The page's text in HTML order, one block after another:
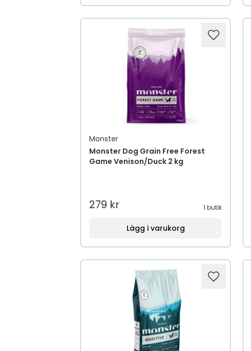
Monster
Monster Dog Grain Free Forest
Game Venison/Duck 2 kg
279 kr 1 butik
Lägg i varukorg